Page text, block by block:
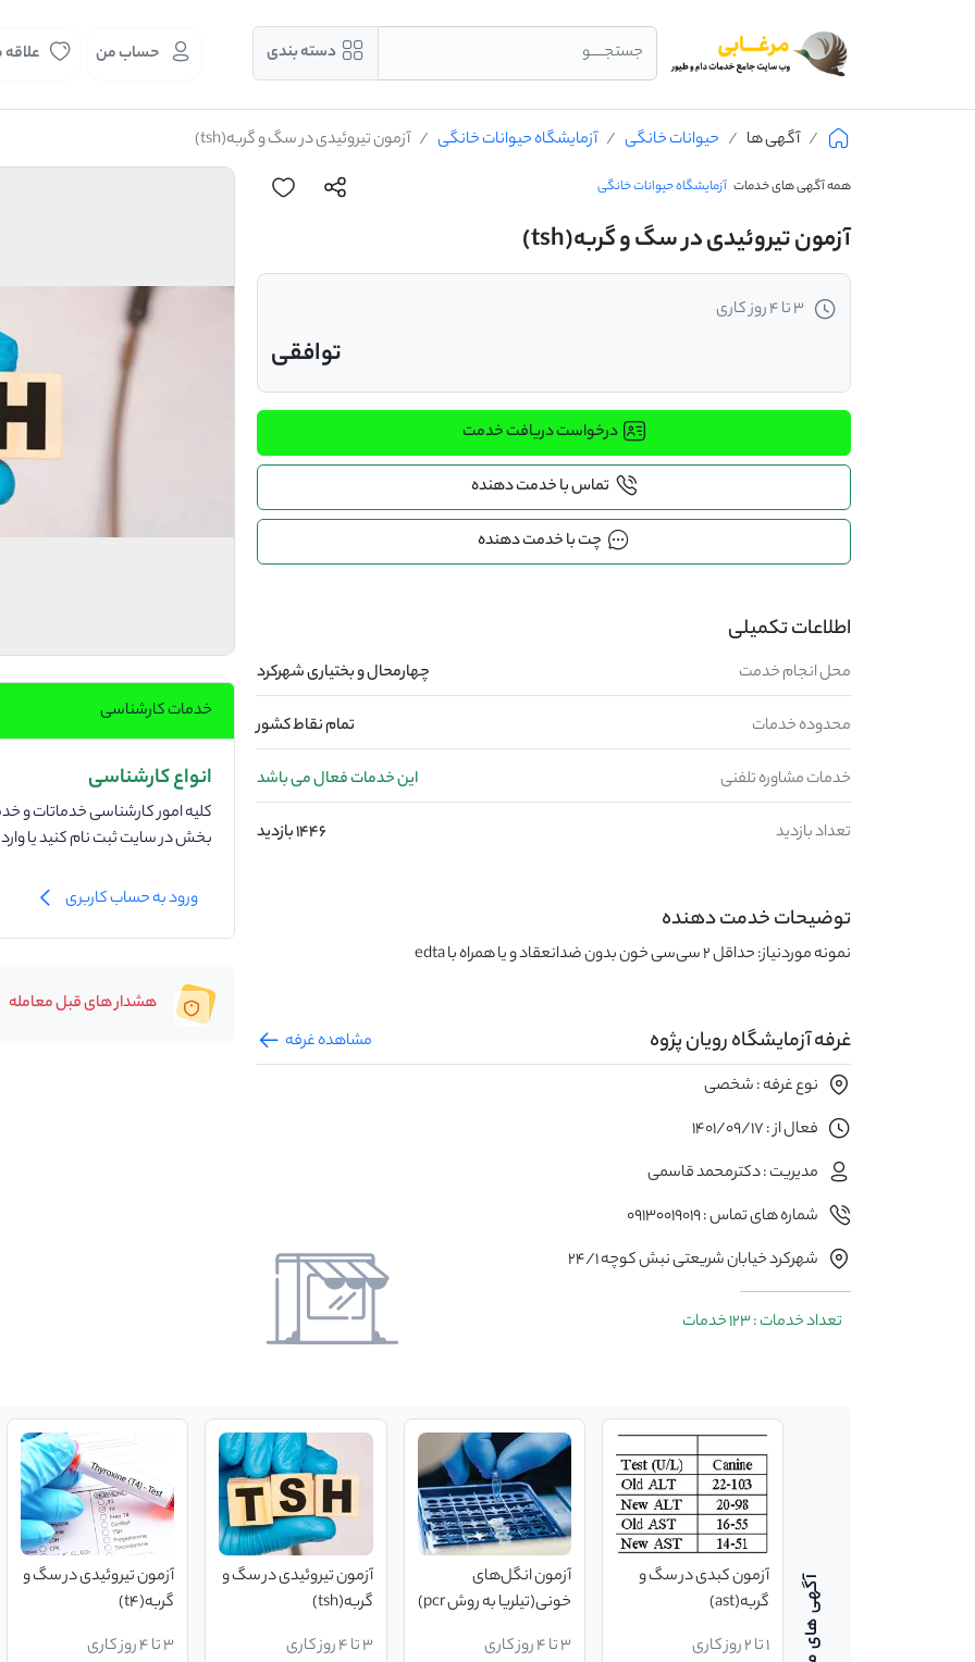
جستجــــو دسته بندی حساب من
آگهی ها حیوانات خانگی آزمایشگاه حیوانات خانگی آزمون تیروئیدی در سگ و گربه(tsh)
همه آگهی های خدمات آزمایشگاه حیوانات خانگی
آزمون تیروئیدی در سگ و گربه(tsh)
3 تا 4 روز کاری
توافقی
درخواست دریافت خدمت
تماس با خدمت دهنده
چت با خدمت دهنده
اطلاعات تکمیلی
محل انجام خدمت چهارمحال و بختیاری شهرکرد
محدوده خدمات تمام نقاط کشور
خدمات مشاوره تلفنی این خدمات فعال می باشد
تعداد بازدید 1446 بازدید
توضیحات خدمت دهنده
نمونه موردنیاز: حداقل 2 سی‌سی خون بدون ضدانعقاد و یا همراه با edta
غرفه آزمایشگاه رویان پژوه
مشاهده غرفه
نوع غرفه : شخصی
فعال از : 1401/09/17
مدیریت : دکترمحمد قاسمی
شماره های تماس : 09130019019
شهرکرد خیابان شریعتی نبش کوچه 24/1
تعداد خدمات : 123 خدمات
خدمات کارشناسی
انواع کارشناسی
کلیه امور کارشناسی خدماتات و
بخش در سایت ثبت نام کنید یا
ورود به حساب کاربری
هشدار های قبل معامله
آزمون کبدی در سگ و
گربه(ast)
1 تا 2 روز کاری
آزمون انگل‌‌‌‌‌های
خونی(تیلریا به روش pcr)
3 تا 4 روز کاری
آزمون تیروئیدی در سگ و
گربه(tsh)
3 تا 4 روز کاری
آزمون تیروئیدی در سگ و
گربه(t4)
3 تا 4 روز کاری